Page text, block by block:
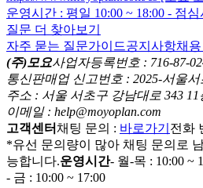
운영시간 : 평일 10:00 ~ 18:00 - 점심
질문 더 찾아보기
자주 묻는 질문가이드공지사항채
(주)모요사업자등록번호 : 716-87-
통신판매업 신고번호 : 2025-서울서
주소 : 서울 서초구 강남대로 343
이메일 : help@moyoplan.com
고객센터 채팅 문의 : 바로가기 전화
*유선 문의량이 많아 채팅 문의로
능합니다.운영시간- 월-목 : 10:00 ~
- 금 : 10:00 ~ 17:00